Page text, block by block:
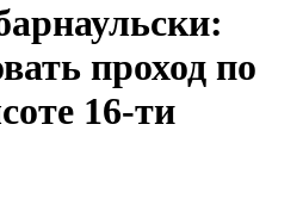
проход по
16-ти